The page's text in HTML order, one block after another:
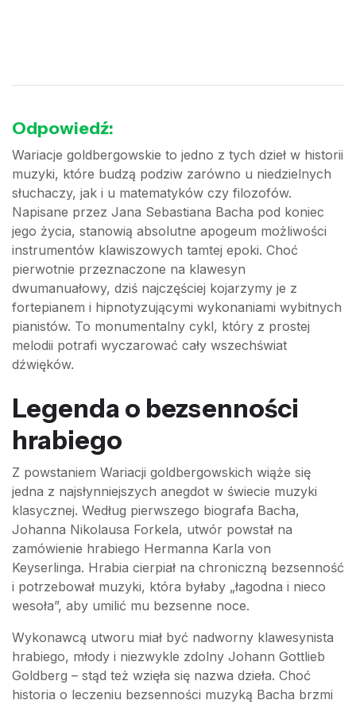
Odpowiedź:
Wariacje goldbergowskie to jedno z tych dzieł w historii
muzyki, które budzą podziw zarówno u niedzielnych
słuchaczy, jak i u matematyków czy filozofów.
Napisane przez Jana Sebastiana Bacha pod koniec
jego życia, stanowią absolutne apogeum możliwości
instrumentów klawiszowych tamtej epoki. Choć
pierwotnie przeznaczone na klawesyn
dwumanuałowy, dziś najczęściej kojarzymy je z
fortepianem i hipnotyzującymi wykonaniami wybitnych
pianistów. To monumentalny cykl, który z prostej
melodii potrafi wyczarować cały wszechświat
dźwięków.
Legenda o bezsenności
hrabiego
Z powstaniem Wariacji goldbergowskich wiąże się
jedna z najsłynniejszych anegdot w świecie muzyki
klasycznej. Według pierwszego biografa Bacha,
Johanna Nikolausa Forkela, utwór powstał na
zamówienie hrabiego Hermanna Karla von
Keyserlinga. Hrabia cierpiał na chroniczną bezsenność
i potrzebował muzyki, która byłaby „łagodna i nieco
wesoła”, aby umilić mu bezsenne noce.
Wykonawcą utworu miał być nadworny klawesynista
hrabiego, młody i niezwykle zdolny Johann Gottlieb
Goldberg – stąd też wzięła się nazwa dzieła. Choć
historia o leczeniu bezsenności muzyką Bacha brzmi